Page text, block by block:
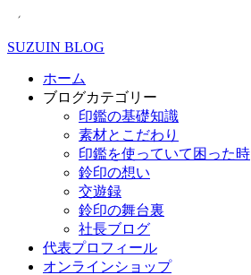
SUZUIN BLOG
ホーム
ブログカテゴリー
印鑑の基礎知識
素材とこだわり
印鑑を使っていて困った時
鈴印の想い
交遊録
鈴印の舞台裏
社長ブログ
代表プロフィール
オンラインショップ